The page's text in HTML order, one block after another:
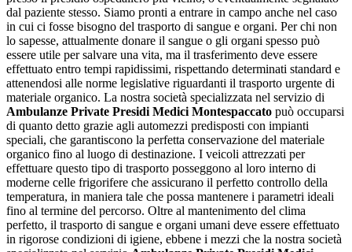
dal paziente stesso. Siamo pronti a entrare in campo anche nel caso
in cui ci fosse bisogno del trasporto di sangue e organi. Per chi non
lo sapesse, attualmente donare il sangue o gli organi spesso può
essere utile per salvare una vita, ma il trasferimento deve essere
effettuato entro tempi rapidissimi, rispettando determinati standard e
attenendosi alle norme legislative riguardanti il trasporto urgente di
materiale organico. La nostra società specializzata nel servizio di
Ambulanze Private Presidi Medici Montespaccato può occuparsi
di quanto detto grazie agli automezzi predisposti con impianti
speciali, che garantiscono la perfetta conservazione del materiale
organico fino al luogo di destinazione. I veicoli attrezzati per
effettuare questo tipo di trasporto posseggono al loro interno di
moderne celle frigorifere che assicurano il perfetto controllo della
temperatura, in maniera tale che possa mantenere i parametri ideali
fino al termine del percorso. Oltre al mantenimento del clima
perfetto, il trasporto di sangue e organi umani deve essere effettuato
in rigorose condizioni di igiene, ebbene i mezzi che la nostra società